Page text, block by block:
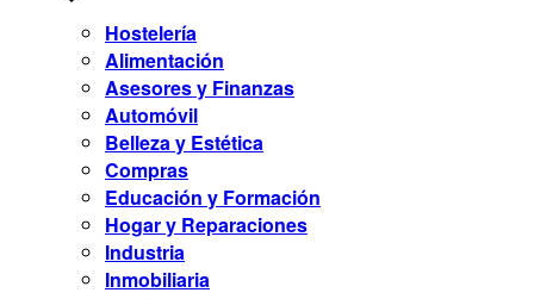
Hostelería
Alimentación
Asesores y Finanzas
Automóvil
Belleza y Estética
Compras
Educación y Formación
Hogar y Reparaciones
Industria
Inmobiliaria